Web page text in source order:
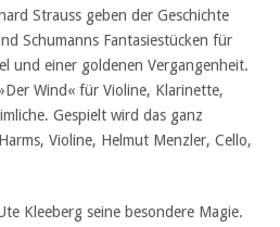
Strauss geben der Geschichte
Schumanns Fantasiestücken für
und einer goldenen Vergangenheit.
Wind« für Violine, Klarinette,
Gespielt wird das ganz
Violine, Helmut Menzler, Cello,
Kleeberg seine besondere Magie.